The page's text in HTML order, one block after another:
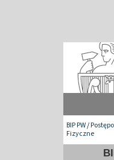
BIP PW/
Fizyczne